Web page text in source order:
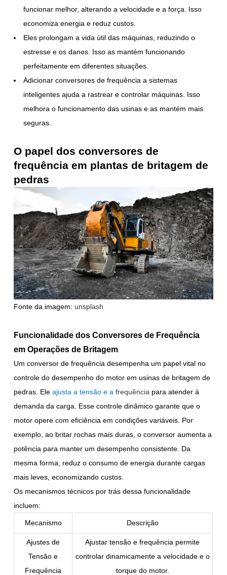
funcionar melhor, alterando a velocidade e a força. Isso
economiza energia e reduz custos.
Eles prolongam a vida útil das máquinas, reduzindo o
estresse e os danos. Isso as mantém funcionando
perfeitamente em diferentes situações.
Adicionar conversores de frequência a sistemas
inteligentes ajuda a rastrear e controlar máquinas. Isso
melhora o funcionamento das usinas e as mantém mais
seguras.
O papel dos conversores de
frequência em plantas de britagem de
pedras
Fonte da imagem: unsplash
Funcionalidade dos Conversores de Frequência
em Operações de Britagem
Um conversor de frequência desempenha um papel vital no
controle do desempenho do motor em usinas de britagem de
pedras. Ele ajusta a tensão e a frequência para atender à
demanda da carga. Esse controle dinâmico garante que o
motor opere com eficiência em condições variáveis. Por
exemplo, ao britar rochas mais duras, o conversor aumenta a
potência para manter um desempenho consistente. Da
mesma forma, reduz o consumo de energia durante cargas
mais leves, economizando custos.
Os mecanismos técnicos por trás dessa funcionalidade
incluem:
Mecanismo Descrição
Ajustes de
Tensão e
Frequência
Ajustar tensão e frequência permite
controlar dinamicamente a velocidade e o
torque do motor.